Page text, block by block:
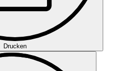
Drucken